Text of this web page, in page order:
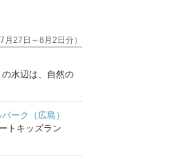
月27日～8月2日分）
水辺は、自然の
ーク（広島）
トキッズラン